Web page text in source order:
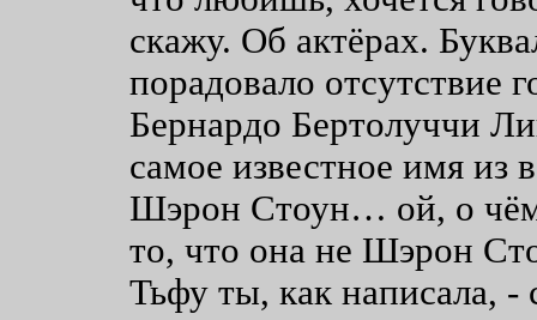
скажу. Об актёрах.
порадовало отсутствие
Бернардо Бертолуччи
самое известное имя из
Шэрон Стоун… ой, о чём
то, что она не Шэрон
Тьфу ты, как написала, -